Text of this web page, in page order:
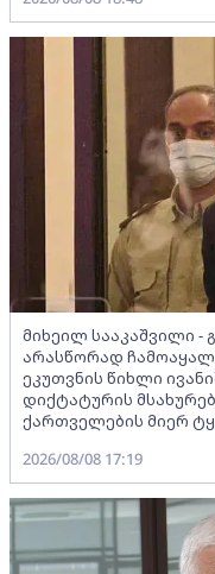
მიხეილ სააკაშვილი -
არასწორად
ეკუთვნის წიხლი
დიქტატურის
ქართველების მიერ
2026/08/08 17:19